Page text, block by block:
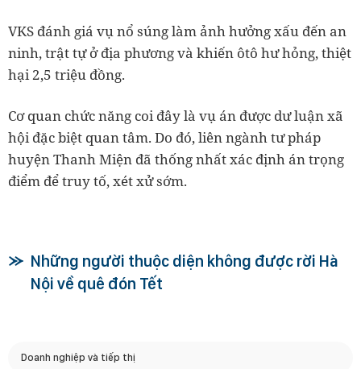
VKS đánh giá vụ nổ súng làm ảnh hưởng xấu đến an
ninh, trật tự ở địa phương và khiến ôtô hư hỏng, thiệt
hại 2,5 triệu đồng.
Cơ quan chức năng coi đây là vụ án được dư luận xã
hội đặc biệt quan tâm. Do đó, liên ngành tư pháp
huyện Thanh Miện đã thống nhất xác định án trọng
điểm để truy tố, xét xử sớm.
Những người thuộc diện không được rời Hà
Nội về quê đón Tết
Doanh nghiệp và tiếp thị